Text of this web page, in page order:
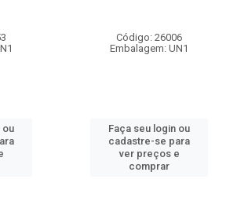
ou
Código: 26006
Embalagem: UN1
Faça seu login ou
cadastre-se para
ver preços e
comprar